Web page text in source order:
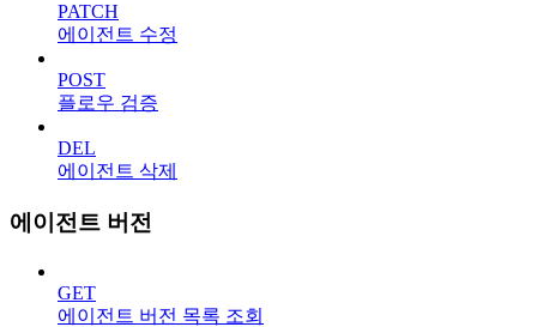
PATCH
에이전트 수정
POST
플로우 검증
DEL
에이전트 삭제
에이전트 버전
GET
에이전트 버전 목록 조회